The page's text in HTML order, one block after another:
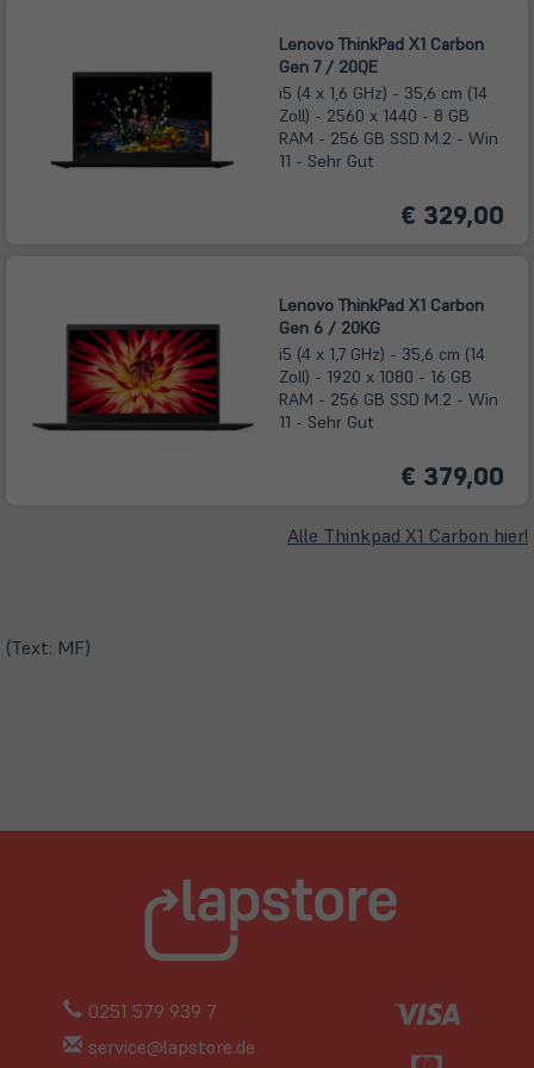
Lenovo ThinkPad X1 Carbon
Gen 7 / 20QE
i5 (4 x 1,6 GHz) - 35,6 cm (14
Zoll) - 2560 x 1440 - 8 GB
RAM - 256 GB SSD M.2 - Win
11 - Sehr Gut
€ 329,00
Lenovo ThinkPad X1 Carbon
Gen 6 / 20KG
i5 (4 x 1,7 GHz) - 35,6 cm (14
Zoll) - 1920 x 1080 - 16 GB
RAM - 256 GB SSD M.2 - Win
11 - Sehr Gut
€ 379,00
Alle Thinkpad X1 Carbon hier!
(Text: MF)
0251 579 939 7
service@lapstore.de